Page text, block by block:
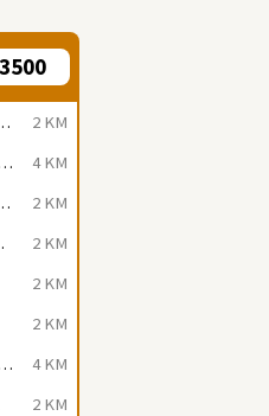
2 KM
, Utrecht
4 KM
2 KM
, Utrecht
2 KM
2 KM
2 KM
4 KM
2 KM